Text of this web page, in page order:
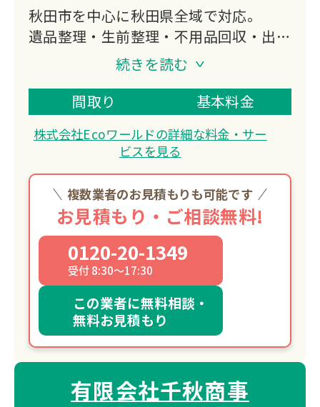
秋田市を中心に秋田県全域で対応。
遺品整理・生前整理・不用品回収・出張
買取をワンストップで提供。
家屋解体やゴミ屋敷の清掃も対応可能。
即日対応で確かなサービスをお手頃価格
で提供します。
続きを読む
間取り
基本料金
株式会社Ecoワールドの詳細な料金・サー
ビスを見る
複数業者のお見積もりも可能です
お見積もり・ご相談無料!
0120-20-1349
受付 8:30～17:30
この業者に無料相談・
無料お見積もり
有限会社千秋商事